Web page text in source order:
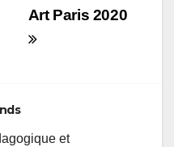
Art Paris 2020
et